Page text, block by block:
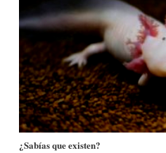
¿Sabías que existen?